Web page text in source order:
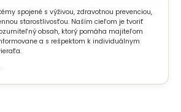
spojené s výživou, zdravotnou prevenciou,
starostlivosťou. Naším cieľom je tvoriť
obsah, ktorý pomáha majiteľom
a s rešpektom k individuálnym